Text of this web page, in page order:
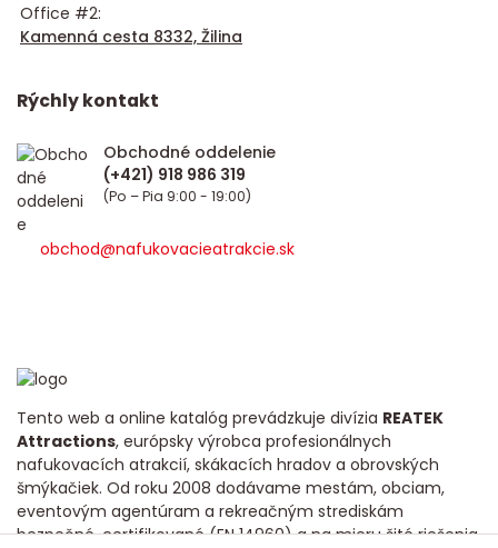
Office #2:
Kamenná cesta 8332, Žilina
Tento web a online katalóg prevádzkuje divízia REATEK
Attractions, európsky výrobca profesionálnych
nafukovacích atrakcií, skákacích hradov a obrovských
šmýkačiek. Od roku 2008 dodávame mestám, obciam,
eventovým agentúram a rekreačným strediskám
bezpečné, certifikované (EN 14960) a na mieru šité riešenia
Rýchly kontakt
Obchodné oddelenie
(Po – Pia 9:00 - 19:00)
obchod@nafukovacieatrakcie.sk